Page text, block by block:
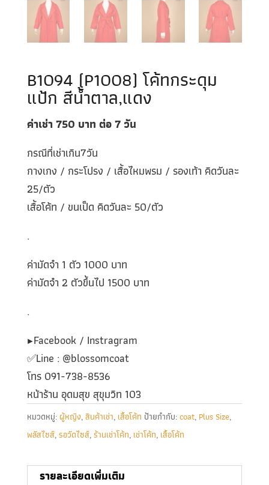
B1094 (P1008) โค้ทกระดุม
แป้ก สีน้ำตาล,แดง
ค่าเช่า 750 บาท ต่อ 7 วัน
กรณีที่เช่าเกิน7วัน
กางเกง / กระโปรง / เสื้อไหมพรม / รองเท้า คิดวันละ
25/ตัว
เสื้อโค้ท / ขนเป็ด คิดวันละ 50/ตัว
.
ค่ามัดจำ 1 ตัว 1000 บาท
ค่ามัดจำ 2 ตัวขึ้นไป 1500 บาท
.
▶️Facebook / Instragram
✅️Line : @blossomcoat
โทร 091-738-8536
หน้าร้าน อุดมสุข สุขุมวิท 103
หมวดหมู่:ผู้หญิง,สินค้าเช่า, เสื้อโค้ท ป้ายกำกับ:coat, Plus Size,
พลัสไซส์,รอวัดไซส์,ร้านเช่าโค้ท, เช่าโค้ท, เสื้อโค้ท
รายละเอียดเพิ่มเติม